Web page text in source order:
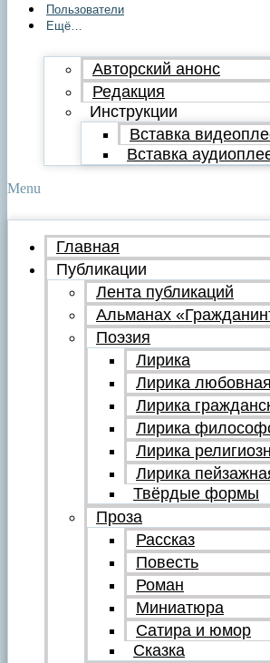
Пользователи
Ещё…
Авторский анонс
Редакция
Инструкции
Вставка
Вставка
Menu
Главная
Публикации
Лента публикаций
Альманах
Поэзия
Лирика
Лирика любовная
Лирика
Лирика
Лирика
Лирика
Твёрдые формы
Проза
Рассказ
Повесть
Роман
Миниатюра
Сатира и юмор
Сказка